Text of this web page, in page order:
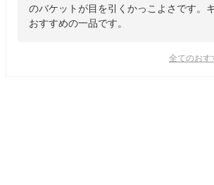
のバケットが目を引くかっこよさです。
おすすめの一品です。
全てのおす